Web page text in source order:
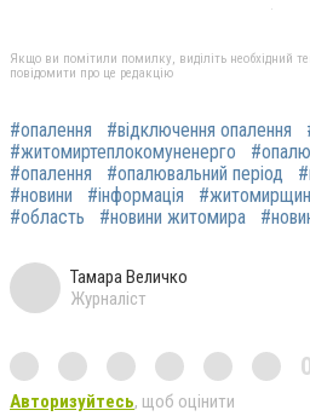
Якщо ви помітили помилку, виділіть необхідний
повідомити про це редакцію
#опалення #відключення опалення
#житомиртеплокомуненерго
#опалення
#опалювальний період
#новини
#інформація
#область
#новини житомира
Тамара Величко
Журналіст
Авторизуйтесь, щоб оцінити